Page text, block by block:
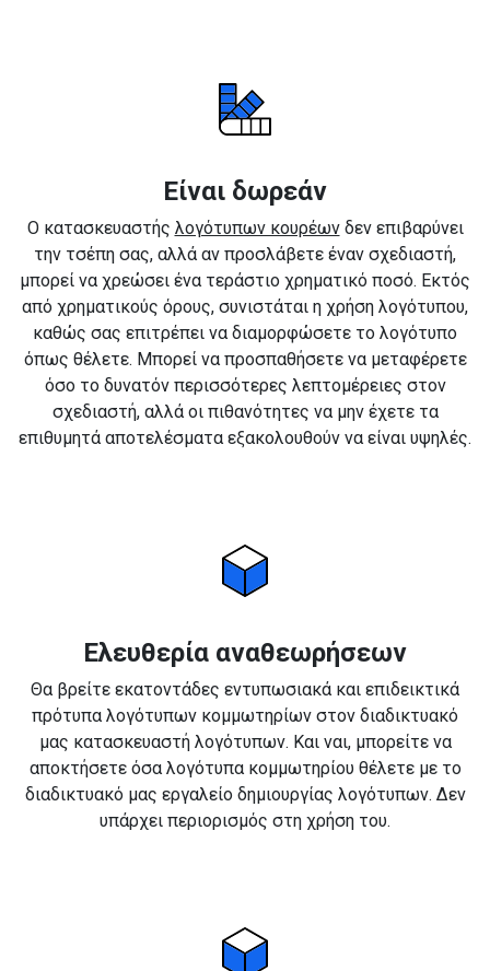
Είναι δωρεάν
Ο κατασκευαστής λογότυπων κουρέωνδεν επιβαρύνει
την τσέπη σας, αλλά αν προσλάβετε έναν σχεδιαστή,
μπορεί να χρεώσει ένα τεράστιο χρηματικό ποσό. Εκτός
από χρηματικούς όρους, συνιστάται η χρήση λογότυπου,
καθώς σας επιτρέπει να διαμορφώσετε το λογότυπο
όπως θέλετε. Μπορεί να προσπαθήσετε να μεταφέρετε
όσο το δυνατόν περισσότερες λεπτομέρειες στον
σχεδιαστή, αλλά οι πιθανότητες να μην έχετε τα
επιθυμητά αποτελέσματα εξακολουθούν να είναι υψηλές.
Ελευθερία αναθεωρήσεων
Θα βρείτε εκατοντάδες εντυπωσιακά και επιδεικτικά
πρότυπα λογότυπων κομμωτηρίων στον διαδικτυακό
μας κατασκευαστή λογότυπων. Και ναι, μπορείτε να
αποκτήσετε όσα λογότυπα κομμωτηρίου θέλετε με το
διαδικτυακό μας εργαλείο δημιουργίας λογότυπων. Δεν
υπάρχει περιορισμός στη χρήση του.